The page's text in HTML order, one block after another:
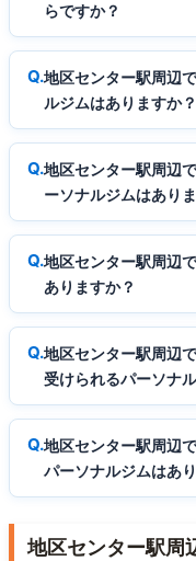
らですか？
地区センター駅周辺
ルジムはありますか？
地区センター駅周辺
ーソナルジムはあり
地区センター駅周辺
ありますか？
地区センター駅周辺
受けられるパーソナ
地区センター駅周辺
パーソナルジムはあ
地区センター駅周